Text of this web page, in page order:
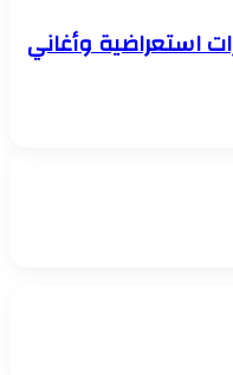
استعراضية وأغاني